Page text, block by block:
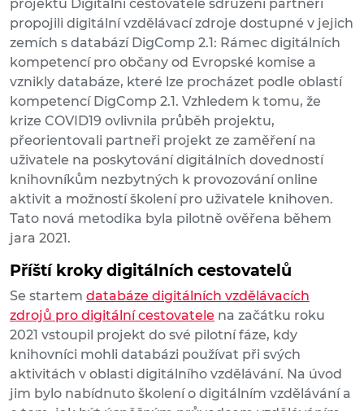
projektu Digitální cestovatelé sdružení partneři
propojili digitální vzdělávací zdroje dostupné v jejich
zemích s databází DigComp 2.1: Rámec digitálních
kompetencí pro občany od Evropské komise a
vznikly databáze, které lze procházet podle oblastí
kompetencí DigComp 2.1. Vzhledem k tomu, že
krize COVID19 ovlivnila průběh projektu,
přeorientovali partneři projekt ze zaměření na
uživatele na poskytování digitálních dovedností
knihovníkům nezbytných k provozování online
aktivit a možností školení pro uživatele knihoven.
Tato nová metodika byla pilotně ověřena během
jara 2021.
Příští kroky digitálních cestovatelů
Se startem databáze digitálních vzdělávacích
zdrojů pro digitální cestovatele na začátku roku
2021 vstoupil projekt do své pilotní fáze, kdy
knihovníci mohli databázi používat při svých
aktivitách v oblasti digitálního vzdělávání. Na úvod
jim bylo nabídnuto školení o digitálním vzdělávání a